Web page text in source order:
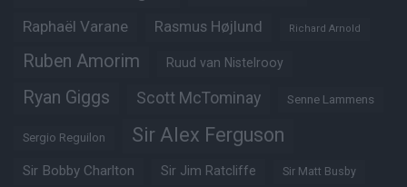
Raphaël Varane Rasmus Højlund Richard Arnold
Ruben Amorim Ruud van Nistelrooy
Ryan Giggs Scott McTominay Senne Lammens
Sergio Reguilon Sir Alex Ferguson
Sir Bobby Charlton Sir Jim Ratcliffe Sir Matt Busby